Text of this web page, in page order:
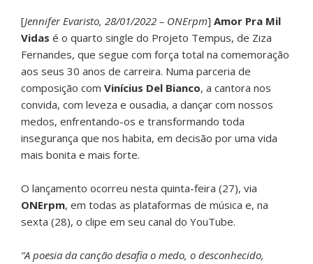
[Jennifer Evaristo, 28/01/2022 – ONErpm] Amor Pra Mil
Vidas é o quarto single do Projeto Tempus, de Ziza
Fernandes, que segue com força total na comemoração
aos seus 30 anos de carreira. Numa parceria de
composição com Vinícius Del Bianco, a cantora nos
convida, com leveza e ousadia, a dançar com nossos
medos, enfrentando-os e transformando toda
insegurança que nos habita, em decisão por uma vida
mais bonita e mais forte.
O lançamento ocorreu nesta quinta-feira (27), via
ONErpm, em todas as plataformas de música e, na
sexta (28), o clipe em seu canal do YouTube.
“A poesia da canção desafia o medo, o desconhecido,